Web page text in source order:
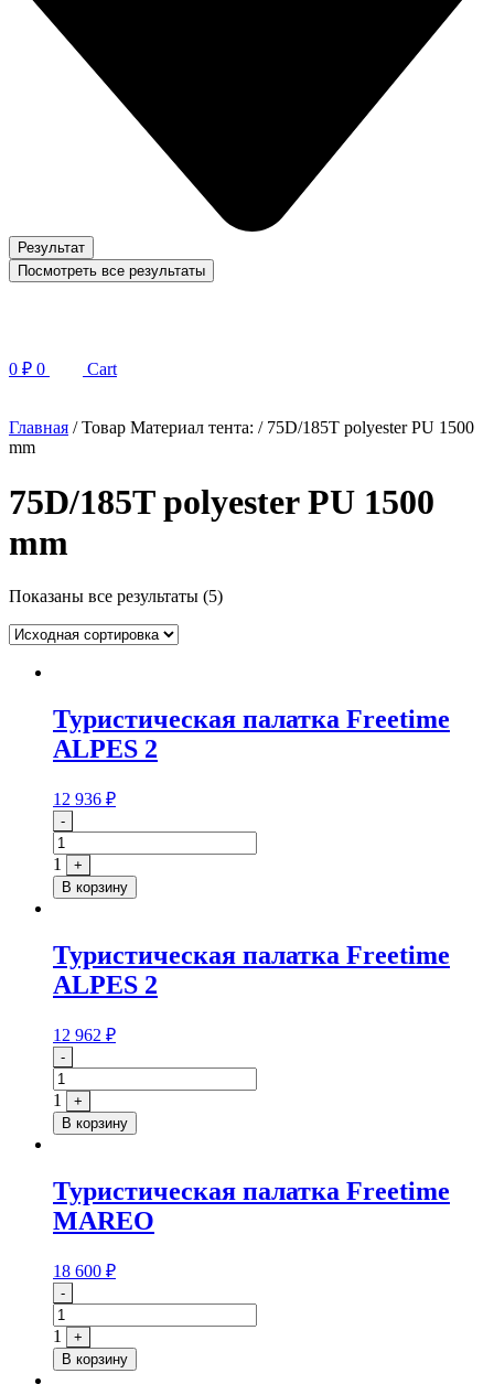
Результат
Посмотреть все результаты
0 ₽ 0 Cart
Главная / Товар Материал тента: / 75D/185T polyester PU 1500
mm
75D/185T polyester PU 1500
mm
Показаны все результаты (5)
Туристическая палатка Freetime
ALPES 2
12 936 ₽
Quantity
-
1
+
В корзину
Туристическая палатка Freetime
ALPES 2
12 962 ₽
Quantity
-
1
+
В корзину
Туристическая палатка Freetime
MAREO
18 600 ₽
Quantity
-
1
+
В корзину